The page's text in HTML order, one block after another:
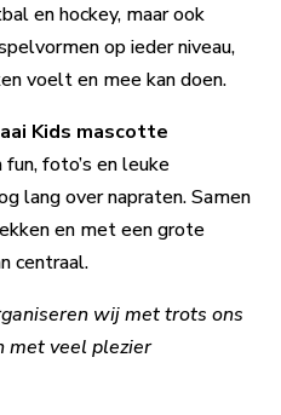
en hockey, maar ook
op ieder niveau,
voelt en mee kan doen.
Kids mascotte
foto’s en leuke
lang over napraten. Samen
en met een grote
centraal.
wij met trots ons
met veel plezier